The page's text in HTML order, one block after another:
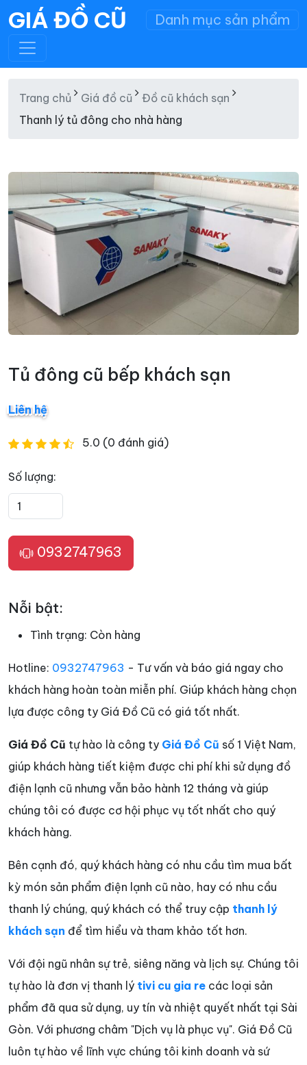
GIÁ ĐỒ CŨ Danh mục sản phẩm
Trang chủ Giá đồ cũ
Đồ cũ khách sạn
Thanh lý tủ đông cho nhà hàng
Tủ đông cũ bếp khách sạn
Liên hệ
5.0 (0 đánh giá)
Số lượng:
0932747963
Nỗi bật:
Tình trạng: Còn hàng
Hotline: 0932747963 - Tư vấn và báo giá ngay cho
khách hàng hoàn toàn miễn phí. Giúp khách hàng chọn
lựa được công ty Giá Đồ Cũ có giá tốt nhất.
Giá Đồ Cũ tự hào là công ty Giá Đồ Cũ số 1 Việt Nam,
giúp khách hàng tiết kiệm được chi phí khi sử dụng đồ
điện lạnh cũ nhưng vẫn bảo hành 12 tháng và giúp
chúng tôi có được cơ hội phục vụ tốt nhất cho quý
khách hàng.
Bên cạnh đó, quý khách hàng có nhu cầu tìm mua bất
kỳ món sản phẩm điện lạnh cũ nào, hay có nhu cầu
thanh lý chúng, quý khách có thể truy cập thanh lý
khách sạn để tìm hiểu và tham khảo tốt hơn.
Với đội ngũ nhân sự trẻ, siêng năng và lịch sự. Chúng tôi
tự hào là đơn vị thanh lý tivi cu gia re các loại sản
phẩm đã qua sử dụng, uy tín và nhiệt quyết nhất tại Sài
Gòn. Với phương châm "Dịch vụ là phục vụ". Giá Đồ Cũ
luôn tự hào về lĩnh vực chúng tôi kinh doanh và sứ